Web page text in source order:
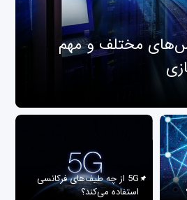
مختلف و مهم
5G از چه طیف‌های فرکانسی
استفاده می‌کند؟